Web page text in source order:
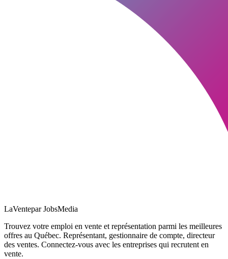
LaVentepar JobsMedia
Trouvez votre emploi en vente et représentation parmi les meilleures
offres au Québec. Représentant, gestionnaire de compte, directeur
des ventes. Connectez-vous avec les entreprises qui recrutent en
vente.